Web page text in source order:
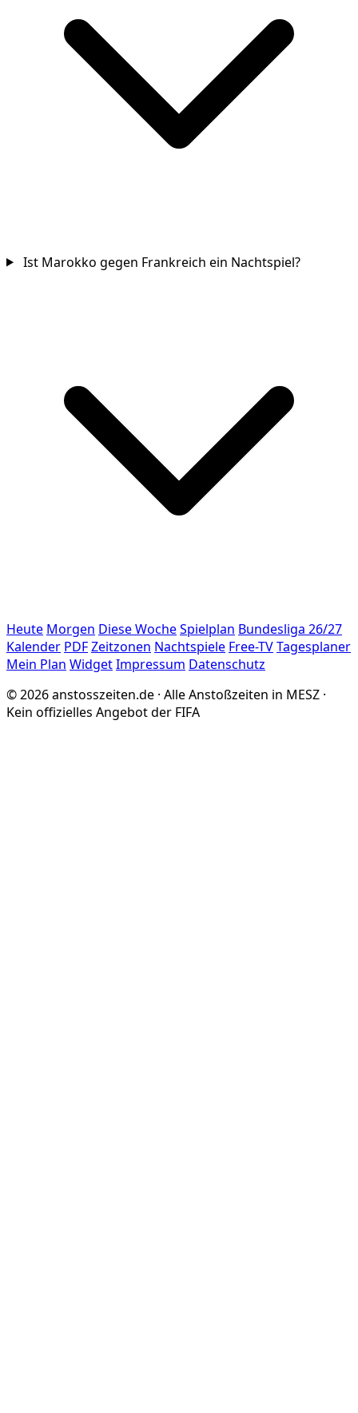
Ist Marokko gegen Frankreich ein Nachtspiel?
Heute Morgen Diese WocheSpielplan Bundesliga 26/27
Kalender PDFZeitzonen Nachtspiele Free-TVTagesplaner
Mein Plan WidgetImpressum Datenschutz
© 2026 anstosszeiten.de · Alle Anstoßzeiten in MESZ ·
Kein offizielles Angebot der FIFA